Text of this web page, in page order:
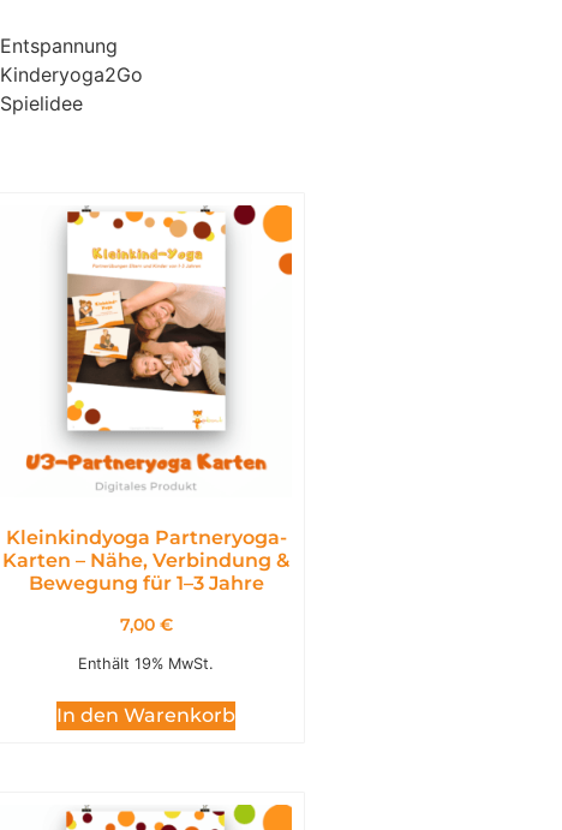
Entspannung
Kinderyoga2Go
Spielidee
Kleinkindyoga Partneryoga-
Karten – Nähe, Verbindung &
Bewegung für 1–3 Jahre
7,00 €
Enthält 19% MwSt.
In den Warenkorb